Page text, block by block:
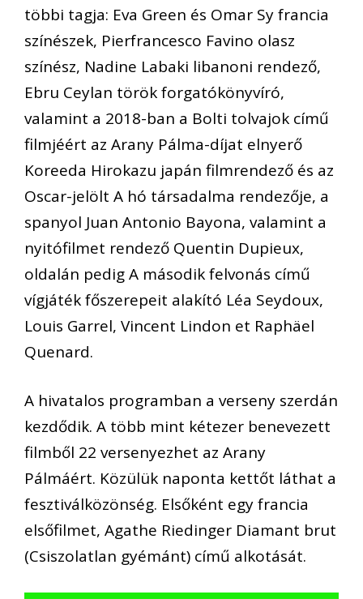
többi tagja: Eva Green és Omar Sy francia
színészek, Pierfrancesco Favino olasz
színész, Nadine Labaki libanoni rendező,
Ebru Ceylan török forgatókönyvíró,
valamint a 2018-ban a Bolti tolvajok című
filmjéért az Arany Pálma-díjat elnyerő
Koreeda Hirokazu japán filmrendező és az
Oscar-jelölt A hó társadalma rendezője, a
spanyol Juan Antonio Bayona, valamint a
nyitófilmet rendező Quentin Dupieux,
oldalán pedig A második felvonás című
vígjáték főszerepeit alakító Léa Seydoux,
Louis Garrel, Vincent Lindon et Raphäel
Quenard.
A hivatalos programban a verseny szerdán
kezdődik. A több mint kétezer benevezett
filmből 22 versenyezhet az Arany
Pálmáért. Közülük naponta kettőt láthat a
fesztiválközönség. Elsőként egy francia
elsőfilmet, Agathe Riedinger Diamant brut
(Csiszolatlan gyémánt) című alkotását.